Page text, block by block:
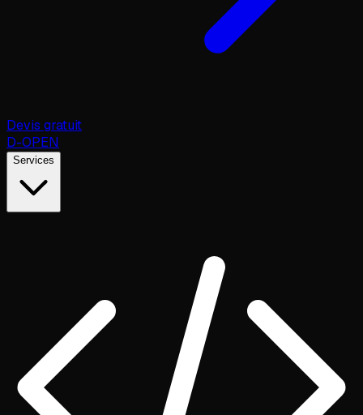
Devis gratuit
D-OPEN
Services